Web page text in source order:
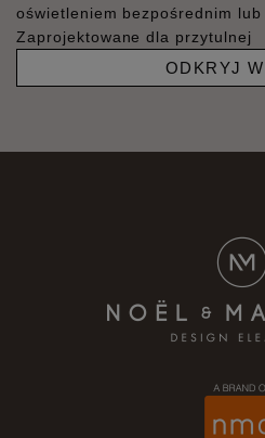
oświetleniem bezpośrednim lub
Zaprojektowane dla przytulnej
ODKRYJ